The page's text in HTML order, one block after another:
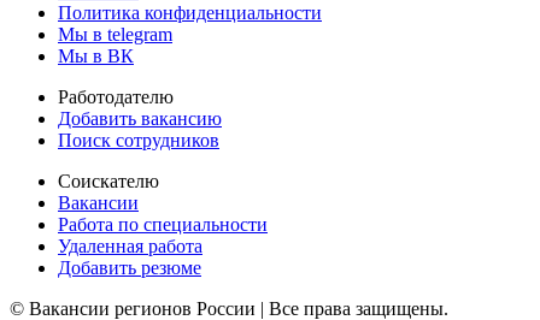
Политика конфиденциальности
Мы в telegram
Мы в ВК
Работодателю
Добавить вакансию
Поиск сотрудников
Соискателю
Вакансии
Работа по специальности
Удаленная работа
Добавить резюме
© Вакансии регионов России | Все права защищены.